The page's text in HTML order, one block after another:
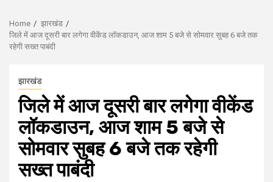
Home
झारखंड
जिले में आज दूसरी बार लगेगा वीकेंड लॉकडाउन, आज शाम 5 बजे से सोमवार सुबह 6 बजे तक
रहेगी सख्त पाबंदी
झारखंड
जिले में आज दूसरी बार लगेगा वीकेंड
लॉकडाउन, आज शाम 5 बजे से
सोमवार सुबह 6 बजे तक रहेगी
सख्त पाबंदी